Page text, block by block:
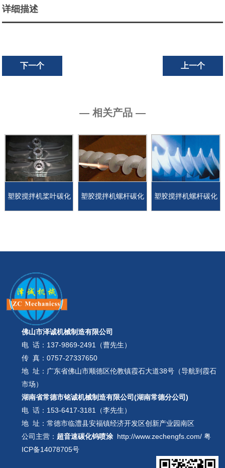
详细描述
下一个 上一个
— 相关产品 —
塑胶搅拌机桨叶碳化 塑胶搅拌机螺杆碳化 塑胶搅拌机螺杆碳化
佛山市泽诚机械制造有限公司
电 话： 137-9869-2491（曹先生）
传 真：0757-27337650
地 址：广东省佛山市顺德区伦教镇霞石大道38号（导航到霞石
市场）
湖南省常德市铭诚机械制造有限公司(湖南常德分公司)
电 话： 153-6417-3181（李先生）
地 址：常德市临澧县安福镇经济开发区创新产业园南区
公司主营： 超音速碳化钨喷涂 http://www.zechengfs.com/ 粤
ICP备14078705号